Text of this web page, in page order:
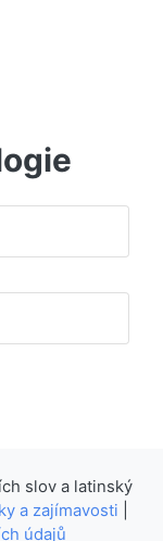
slov a latinský
a zajímavosti
údajů